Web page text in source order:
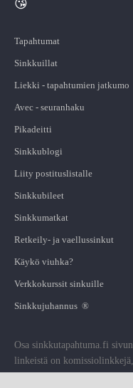
Tapahtumat
Sinkkuillat
Liekki - tapahtumien jatkumo
Avec - seuranhaku
Pikadeitti
Sinkkublogi
Liity postituslistalle
Sinkkubileet
Sinkkumatkat
Retkeily- ja vaellussinkut
Käykö viuhka?
Verkkokurssit sinkuille
Sinkkujuhannus ®
Osa sinkkutapahtuma.fi sivun
linkeistä on komissiolinkkejä,
joiden kautta St saa pienen